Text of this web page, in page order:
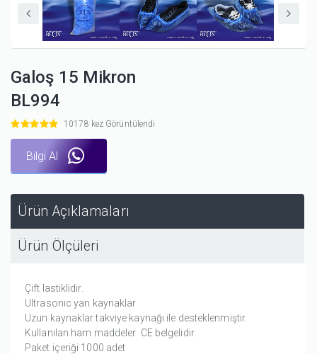
Galoş 15 Mikron
BL994
10178 kez Görüntülendi
Bilgi Al
Ürün Açıklamaları
Ürün Ölçüleri
Çift lastiklidir.
Ultrasonıc yan kaynaklar
Uzun kaynaklar takviye kaynağı ile desteklenmiştir.
Kullanılan ham maddeler CE belgelidir.
Paket içeriği 1000 adet